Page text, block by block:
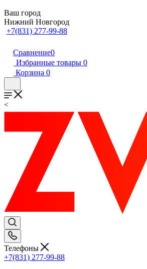
Ваш город
Нижний Новгород
+7(831) 277-99-88
Сравнение0
Избранные товары 0
Корзина 0
<
Телефоны
+7(831) 277-99-88